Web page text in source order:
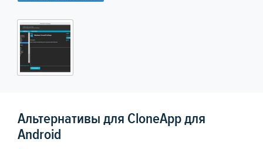
Альтернативы для CloneApp для
Android